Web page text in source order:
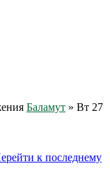
Баламут » Вт 27
к последнему